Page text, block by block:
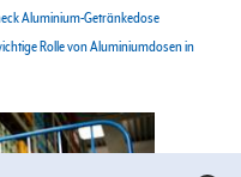
Aluminium-Getränkedose
Rolle von Aluminiumdosen in